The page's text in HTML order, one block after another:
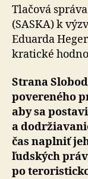
Tlačová
(SASKA) k
Eduarda
kratické
Strana
povereného
aby sa
a
čas naplniť
ľudských
po